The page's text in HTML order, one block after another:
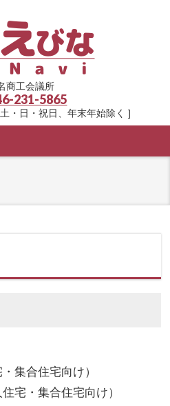
商工会議所
231-5865
・日・祝日、年末年始除く ]
集合住宅向け）
宅・集合住宅向け）